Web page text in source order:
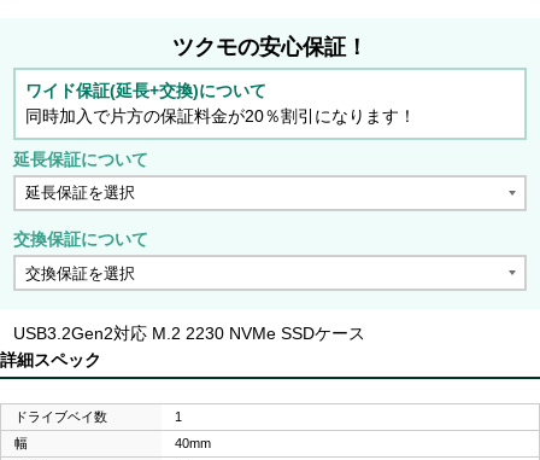
ツクモの安心保証！
ワイド保証(延長+交換)について
同時加入で片方の保証料金が20％割引になります！
延長保証について
交換保証について
USB3.2Gen2対応 M.2 2230 NVMe SSDケース
詳細スペック
ドライブベイ数
1
幅
40mm